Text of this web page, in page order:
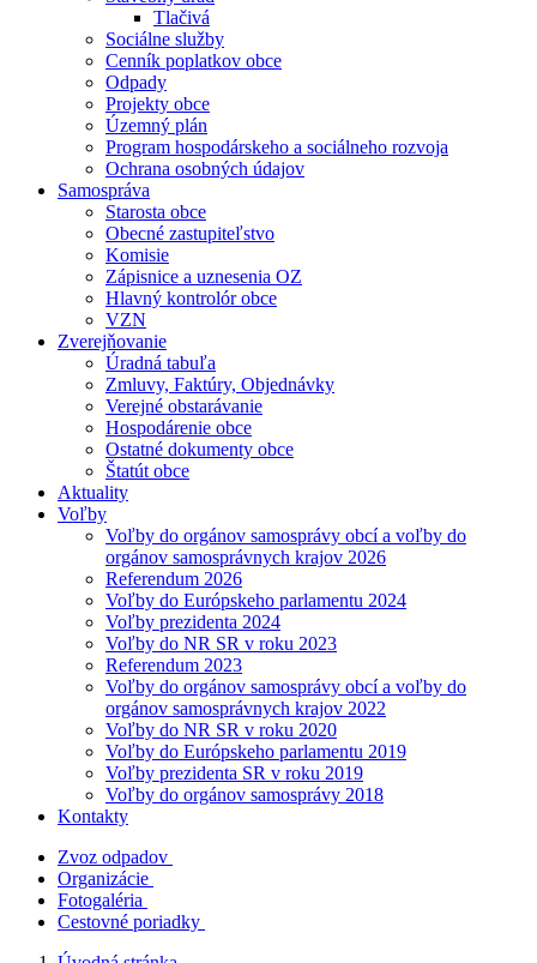
Tlačivá
Sociálne služby
Cenník poplatkov obce
Odpady
Projekty obce
Územný plán
Program hospodárskeho a sociálneho rozvoja
Ochrana osobných údajov
Samospráva
Starosta obce
Obecné zastupiteľstvo
Komisie
Zápisnice a uznesenia OZ
Hlavný kontrolór obce
VZN
Zverejňovanie
Úradná tabuľa
Zmluvy, Faktúry, Objednávky
Verejné obstarávanie
Hospodárenie obce
Ostatné dokumenty obce
Štatút obce
Aktuality
Voľby
Voľby do orgánov samosprávy obcí a voľby do
orgánov samosprávnych krajov 2026
Referendum 2026
Voľby do Európskeho parlamentu 2024
Voľby prezidenta 2024
Voľby do NR SR v roku 2023
Referendum 2023
Voľby do orgánov samosprávy obcí a voľby do
orgánov samosprávnych krajov 2022
Voľby do NR SR v roku 2020
Voľby do Európskeho parlamentu 2019
Voľby prezidenta SR v roku 2019
Voľby do orgánov samosprávy 2018
Kontakty
Zvoz odpadov
Organizácie
Fotogaléria
Cestovné poriadky